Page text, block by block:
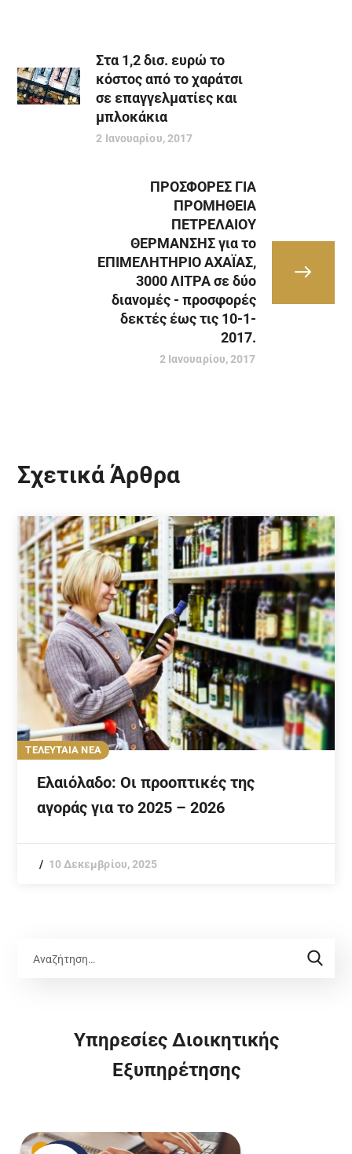
Στα 1,2 δισ. ευρώ το
κόστος από το χαράτσι
σε επαγγελματίες και
μπλοκάκια
2 Ιανουαρίου, 2017
ΠΡΟΣΦΟΡΕΣ ΓΙΑ
ΠΡΟΜΗΘΕΙΑ
ΠΕΤΡΕΛΑΙΟΥ
ΘΕΡΜΑΝΣΗΣ για το
ΕΠΙΜΕΛΗΤΗΡΙΟ ΑΧΑΪΑΣ,
3000 ΛΙΤΡΑ σε δύο
διανομές - προσφορές
δεκτές έως τις 10-1-
2017.
2 Ιανουαρίου, 2017
Σχετικά Άρθρα
ΤΕΛΕΥΤΑΙΑ ΝΕΑ
Ελαιόλαδο: Οι προοπτικές της
αγοράς για το 2025 – 2026
10 Δεκεμβρίου, 2025
Υπηρεσίες Διοικητικής
Εξυπηρέτησης